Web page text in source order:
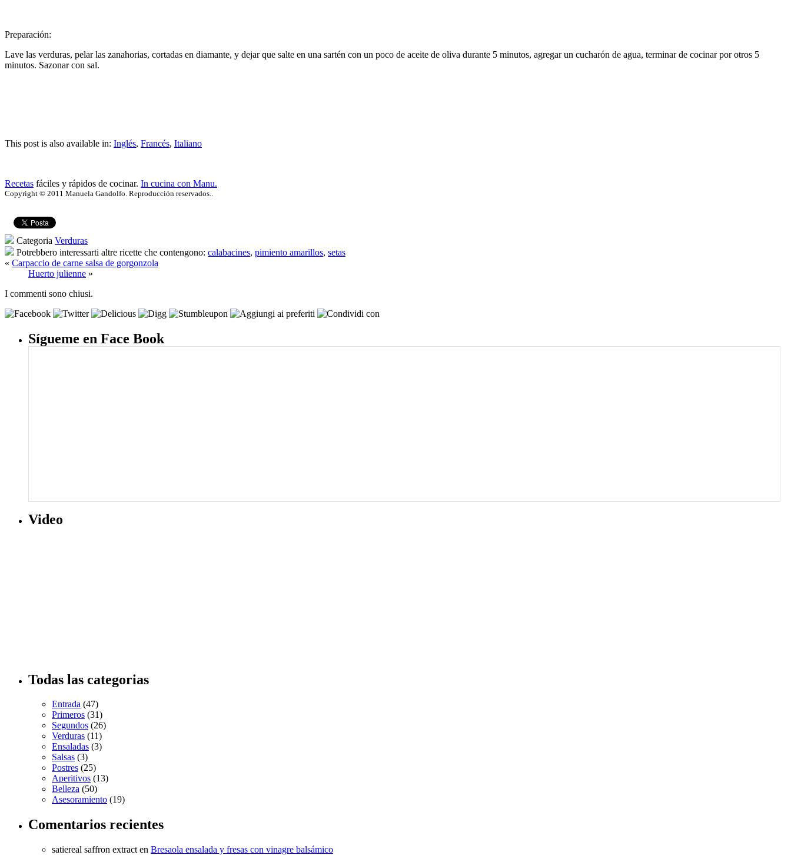
Preparación:
Lave las verduras, pelar las zanahorias, cortadas en diamante, y dejar que salte en una sartén con un poco de aceite de oliva durante 5 minutos, agregar un cucharón de agua, terminar de cocinar por otros 5
minutos. Sazonar con sal.
This post is also available in: Inglés, Francés, Italiano
Recetas fáciles y rápidos de cocinar. In cucina con Manu.
Copyright © 2011 Manuela Gandolfo. Reproducción reservados..
Categoria Verduras
Potrebbero interessarti altre ricette che contengono: calabacines, pimiento amarillos, setas
« Carpaccio de carne salsa de gorgonzola
Huerto julienne »
I commenti sono chiusi.
Sígueme en Face Book
Video
Todas las categorias
Entrada (47)
Primeros (31)
Segundos (26)
Verduras (11)
Ensaladas (3)
Salsas (3)
Postres (25)
Aperitivos (13)
Belleza (50)
Asesoramiento (19)
Comentarios recientes
satiereal saffron extract en Bresaola ensalada y fresas con vinagre balsámico